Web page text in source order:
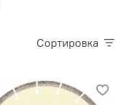
Сортировка